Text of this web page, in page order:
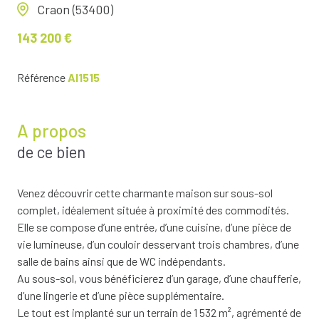
Craon (53400)
143 200 €
RéférenceAI1515
A propos
de ce bien
Venez découvrir cette charmante maison sur sous-sol
complet, idéalement située à proximité des commodités.
Elle se compose d’une entrée, d’une cuisine, d’une pièce de
vie lumineuse, d’un couloir desservant trois chambres, d’une
salle de bains ainsi que de WC indépendants.
Au sous-sol, vous bénéficierez d’un garage, d’une chaufferie,
d’une lingerie et d’une pièce supplémentaire.
Le tout est implanté sur un terrain de 1 532 m², agrémenté de